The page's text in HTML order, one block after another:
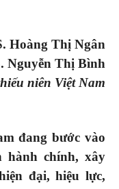
Hoàng Thị Ngân
Nguyễn Thị Bình
niên Việt Nam
đang bước vào
hành chính, xây
đại, hiệu lực,